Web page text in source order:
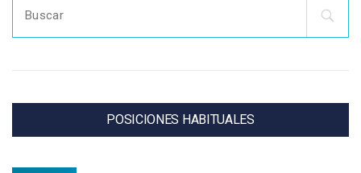
for:
POSICIONES HABITUALES